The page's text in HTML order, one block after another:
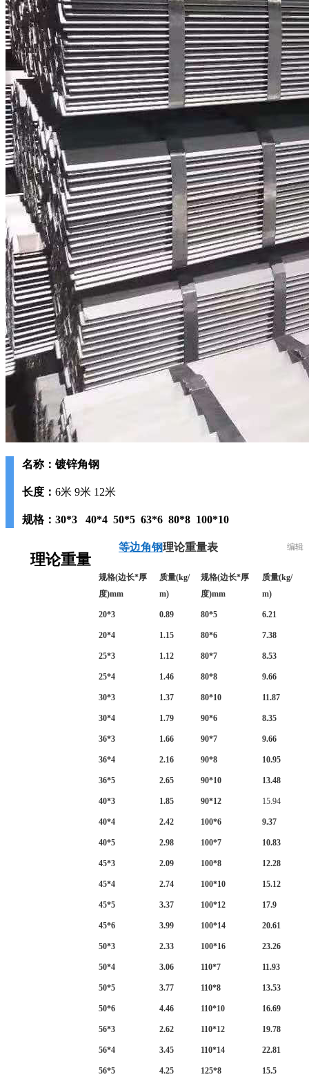
名称：镀锌角钢
长度： 6米 9米 12米
规格：30*3 40*4 50*5 63*6 80*8 100*10
理论重量
编辑
等边角钢理论重量表
规格(边长*厚
度)mm
质量(kg/
m)
规格(边长*厚
度)mm
质量(kg/
m)
20*3 0.89 80*5 6.21
20*4 1.15 80*6 7.38
25*3 1.12 80*7 8.53
25*4 1.46 80*8 9.66
30*3 1.37 80*10 11.87
30*4 1.79 90*6 8.35
36*3 1.66 90*7 9.66
36*4 2.16 90*8 10.95
36*5 2.65 90*10 13.48
40*3 1.85 90*12 15.94
40*4 2.42 100*6 9.37
40*5 2.98 100*7 10.83
45*3 2.09 100*8 12.28
45*4 2.74 100*10 15.12
45*5 3.37 100*12 17.9
45*6 3.99 100*14 20.61
50*3 2.33 100*16 23.26
50*4 3.06 110*7 11.93
50*5 3.77 110*8 13.53
50*6 4.46 110*10 16.69
56*3 2.62 110*12 19.78
56*4 3.45 110*14 22.81
56*5 4.25 125*8 15.5